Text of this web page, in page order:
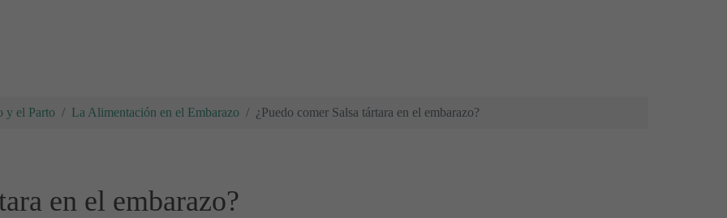
y el Parto La Alimentación en el Embarazo ¿Puedo comer Salsa tártara en el embarazo?
en el embarazo?